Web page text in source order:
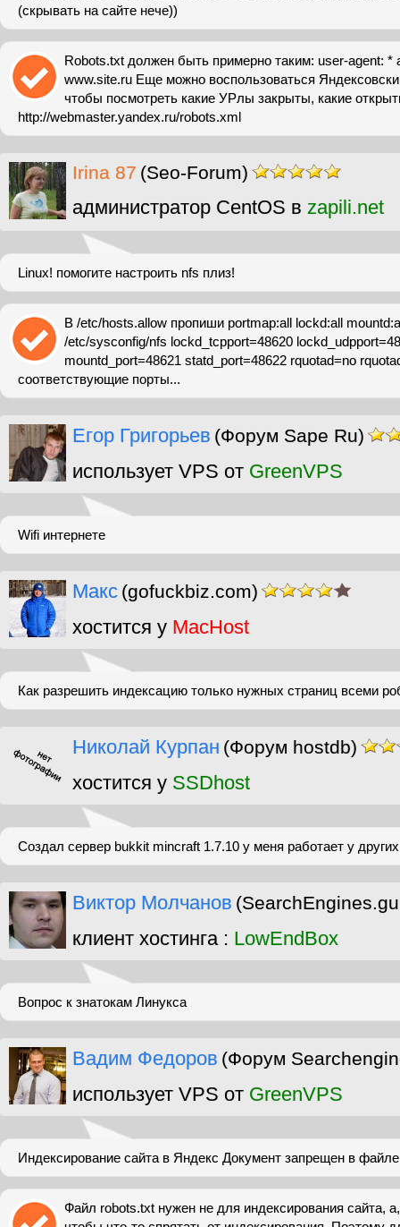
(скрывать на сайте нече))
Robots.txt должен быть примерно таким: user-agent: *
www.site.ru Еще можно воспользоваться
чтобы посмотреть какие УРлы закрыты, какие
http://webmaster.yandex.ru/robots.xml
Irina 87 (Seo-Forum)
администратор CentOS в zapili.net
Linux! помогите настроить nfs плиз!
В /etc/hosts.allow пропиши portmap:all lockd:all
/etc/sysconfig/nfs lockd_tcpport=48620
mountd_port=48621 statd_port=48622 rquotad=no
соответствующие порты...
Егор Григорьев (Форум Sape Ru)
использует VPS от GreenVPS
Wifi интернете
Макс (gofuckbiz.com)
хостится у MacHost
Как разрешить индексацию только нужных страниц всеми
Николай Курпан (Форум hostdb)
хостится у SSDhost
Создал сервер bukkit mincraft 1.7.10 у меня работает у
Виктор Молчанов
клиент хостинга : LowEndBox
Вопрос к знатокам Линукса
Вадим Федоров (Форум
использует VPS от GreenVPS
Индексирование сайта в Яндекс Документ запрещен в
Файл robots.txt нужен не для индексирования сайта,